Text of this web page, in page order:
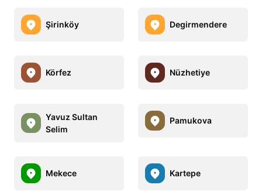
Şirinköy Degirmendere
Körfez Nüzhetiye
Yavuz Sultan
Selim
Pamukova
Mekece Kartepe